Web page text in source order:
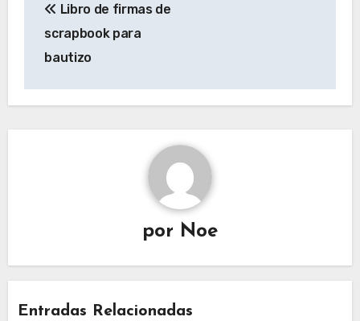
de
entradas
Libro de firmas de
scrapbook para
bautizo
por Noe
Entradas Relacionadas